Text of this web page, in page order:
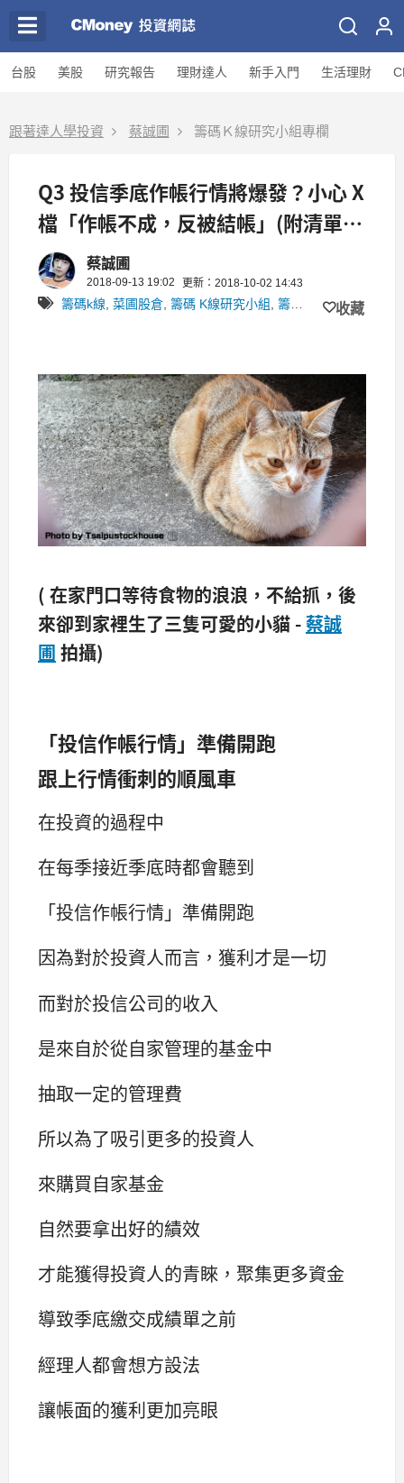
台股 美股 研究報告 理財達人 新手入門 生活理財
跟著達人學投資 蔡誠圃 籌碼Ｋ線研究小組專欄
Q3 投信季底作帳行情將爆發？小心 X
檔「作帳不成，反被結帳」(附清單
25 檔)蔡誠圃
2018-09-13 19:02 更新：2018-10-02 14:43
籌碼k線 菜圃股倉 籌碼 K線研究小組 籌碼Ｋ線研究小組 收藏
( 在家門口等待食物的浪浪，不給抓，後
來卻到家裡生了三隻可愛的小貓 -蔡誠
圃 拍攝)
「投信作帳行情」準備開跑
跟上行情衝刺的順風車
在投資的過程中
在每季接近季底時都會聽到
「投信作帳行情」準備開跑
因為對於投資人而言，獲利才是一切
而對於投信公司的收入
是來自於從自家管理的基金中
抽取一定的管理費
所以為了吸引更多的投資人
來購買自家基金
自然要拿出好的績效
才能獲得投資人的青睞，聚集更多資金
導致季底繳交成績單之前
經理人都會想方設法
讓帳面的獲利更加亮眼